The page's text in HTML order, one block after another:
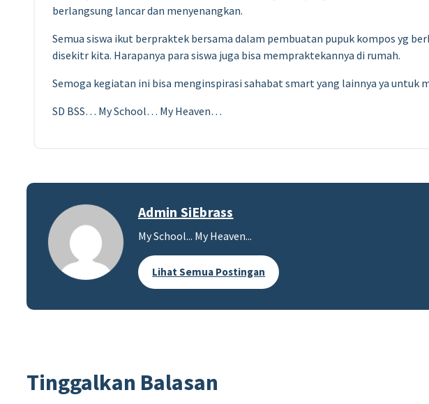
berlangsung lancar dan menyenangkan.
Semua siswa ikut berpraktek bersama dalam pembuatan pupuk kompos yg
disekitr kita. Harapanya para siswa juga bisa mempraktekannya di rumah.
Semoga kegiatan ini bisa menginspirasi sahabat smart yang lainnya ya untuk
SD BSS… My School… My Heaven…
Admin SiEbrass
My School... My Heaven...
Lihat Semua Postingan
Tinggalkan Balasan